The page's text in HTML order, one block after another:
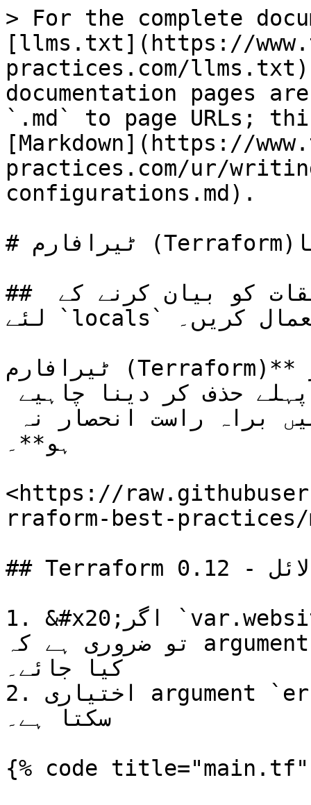
> For the complete
[llms.txt](https://
practices.com/
documentation pages
`.md` to page URLs;
[Markdown](https://
practices.com/ur/
configurations.md).
# ٹیرافارم (Terraform)کنفیگریشنز لکھنا
## ریسورس  کے درمیان واضح تعلقات کو بیان کرنے کے
لئے `locals` کا استعمال کریں۔
ٹیرافارم (Terraform)**کو اشارہ دینے کا مددگار
ہو**۔
<https://
rraform-best-
## Terraform 0.12 - مطلوبہ بمقابلہ اختیاری دلائل
1. &#x20;اگر `var.website` ایک خالی map نہیں ہے،
تو ضروری ہے کہ argument `index_document` کو سیٹ
کیا جائے۔
2. اختیاری argument `error_document` کو چھوڑا جا
سکتا ہے۔
{% code title="main.tf"